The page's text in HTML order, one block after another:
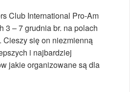
Club International Pro-Am
3 – 7 grudnia br. na polach
Cieszy się on niezmienną
i najbardziej
jakie organizowane są dla